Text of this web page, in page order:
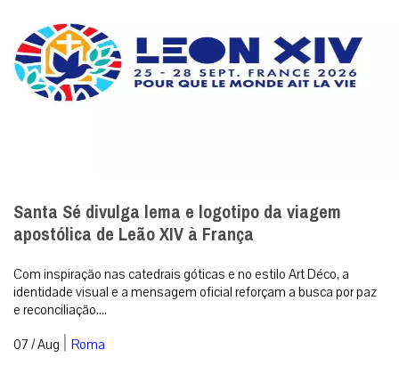
Santa Sé divulga lema e logotipo da viagem
apostólica de Leão XIV à França
Com inspiração nas catedrais góticas e no estilo Art Déco, a
identidade visual e a mensagem oficial reforçam a busca por paz
e reconciliação....
07 / Aug | Roma